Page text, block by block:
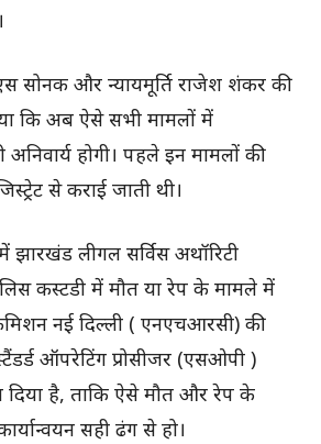
सोनक और न्यायमूर्ति राजेश शंकर की
कि अब ऐसे सभी मामलों में
होगी। पहले इन मामलों की
से कराई जाती थी।
लीगल सर्विस अथॉरिटी
कस्टडी में मौत या रेप के मामले में
नई दिल्ली ( एनएचआरसी) की
ऑपरेटिंग प्रोसीजर (एसओपी )
दिया है, ताकि ऐसे मौत और रेप के
सही ढंग से हो।